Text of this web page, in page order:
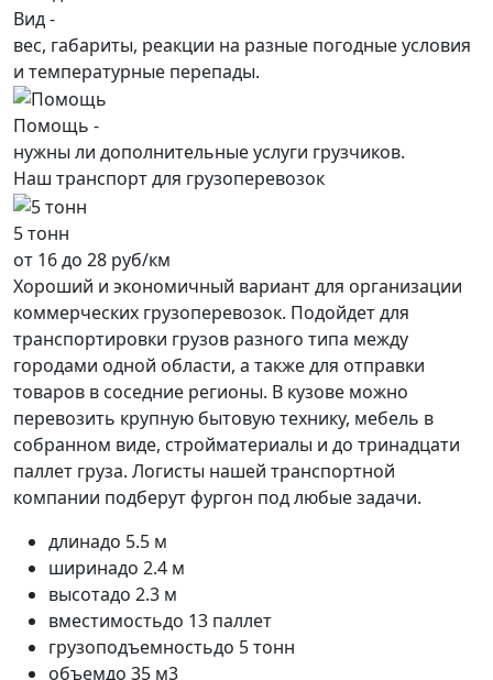
Вид -
вес, габариты, реакции на разные погодные условия
и температурные перепады.
Помощь -
нужны ли дополнительные услуги грузчиков.
Наш транспорт для грузоперевозок
5 тонн
от 16 до 28 руб/км
Хороший и экономичный вариант для организации
коммерческих грузоперевозок. Подойдет для
транспортировки грузов разного типа между
городами одной области, а также для отправки
товаров в соседние регионы. В кузове можно
перевозить крупную бытовую технику, мебель в
собранном виде, стройматериалы и до тринадцати
паллет груза. Логисты нашей транспортной
компании подберут фургон под любые задачи.
длинадо 5.5 м
ширинадо 2.4 м
высотадо 2.3 м
вместимостьдо 13 паллет
грузоподъемностьдо 5 тонн
объемдо 35 м3